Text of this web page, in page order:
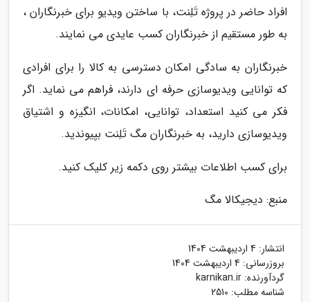
افراد حاضر در پروژه تَلِنت، با ساختن ویدیو برای خبرنگاران ،
به طور مستقیم از خبرنگاران کسب عایدی می نمایند.
خبرنگاران به سادگی امکان دسترسی به کالا را برای افرادی
که توانایی ویدیوسازی حرفه ای دارند، فراهم می نماید. اگر
فکر می کنید استعداد، توانایی، امکانات، انگیزه و اشتیاق
ویدیوسازی دارید، به خبرنگاران مگ تَلِنت بپیوندید.
برای کسب اطلاعات بیشتر روی دکمه زیر کلیک کنید.
منبع: دیجیکالا مگ
انتشار: 4 اردیبهشت 1404
بروزرسانی: 4 اردیبهشت 1404
گردآورنده: karnikan.ir
شناسه مطلب: 2510